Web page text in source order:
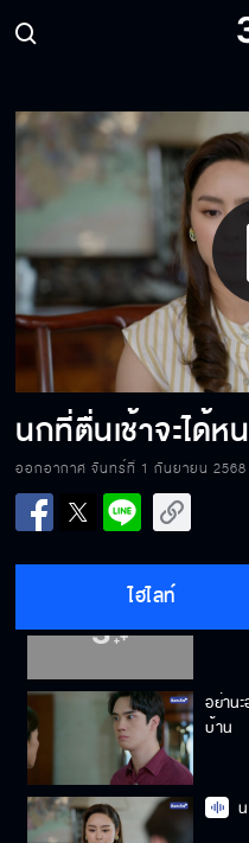
นกที่ตื่นเช้าจะได้
ออกอากาศ จันทร์ที่ 1 กันยายน 2568
ไฮไลท์
คนอย่า
ไม่ไล่
เป็นสะ
เพรา
ได้
ฉันไ
อย่าน
บ้าน